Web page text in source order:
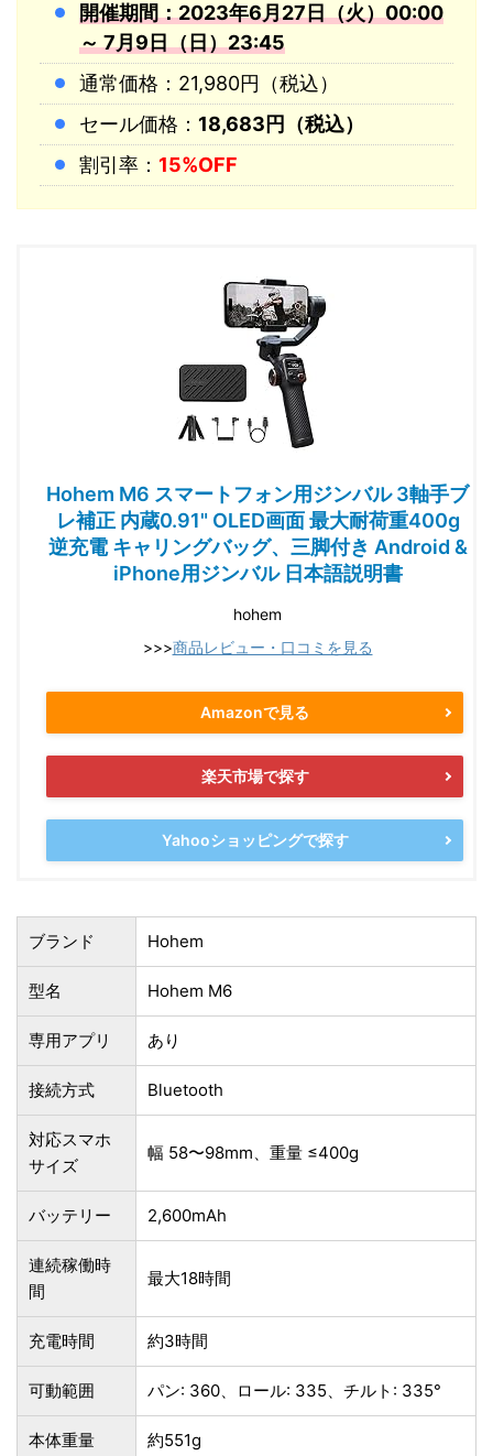
開催期間：2023年6月27日（火）00:00
～ 7月9日（日）23:45
通常価格：21,980円（税込）
セール価格： 18,683円（税込）
割引率： 15%OFF
Hohem M6 スマートフォン用ジンバル 3軸手ブ
レ補正 内蔵0.91" OLED画面 最大耐荷重400g
逆充電 キャリングバッグ、三脚付き Android &
iPhone用ジンバル 日本語説明書
hohem
>>>商品レビュー・口コミを見る
Amazonで見る
楽天市場で探す
Yahooショッピングで探す
ブランド Hohem
型名 Hohem M6
専用アプリ あり
接続方式 Bluetooth
対応スマホ
サイズ
幅 58〜98mm、重量 ≤400g
バッテリー 2,600mAh
連続稼働時
間
最大18時間
充電時間 約3時間
可動範囲 パン: 360、ロール: 335、チルト: 335°
本体重量 約551g